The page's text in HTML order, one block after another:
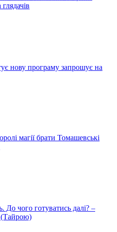
нову програму запрошує на
магії брати Томашевські
До чого готуватись далі? –
(Тайрою)